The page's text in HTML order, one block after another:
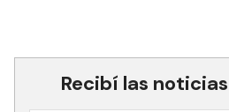
Recibí las